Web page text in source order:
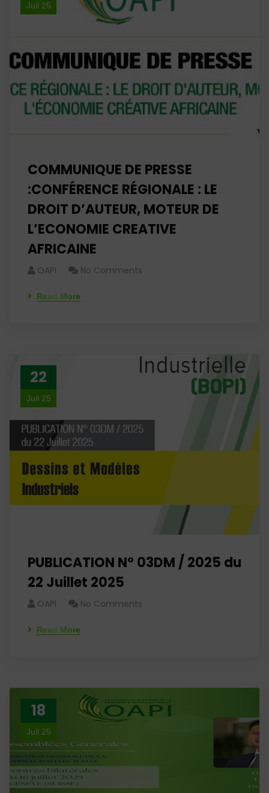
Juil 25
COMMUNIQUE DE PRESSE
:CONFÉRENCE RÉGIONALE : LE
DROIT D’AUTEUR, MOTEUR DE
L’ECONOMIE CREATIVE
AFRICAINE
OAPI No Comments
Read More
22
Juil 25
PUBLICATION N° 03DM / 2025 du
22 Juillet 2025
OAPI No Comments
Read More
18
Juil 25